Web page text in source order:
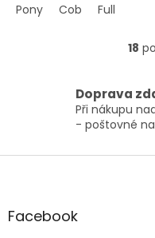
Pony Cob Full
18
Doprava
Při nákupu
- poštovné
Z
aFacebook